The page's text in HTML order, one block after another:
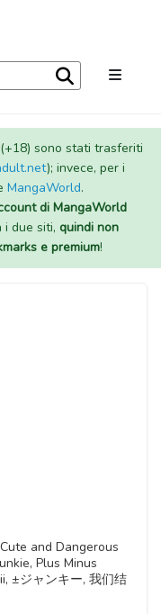
sono stati trasferiti
); invece, per i
MangaWorld.
di MangaWorld
i due siti, quindi non
e premium!
and Dangerous
Plus Minus
±ジャンキー, 我们结